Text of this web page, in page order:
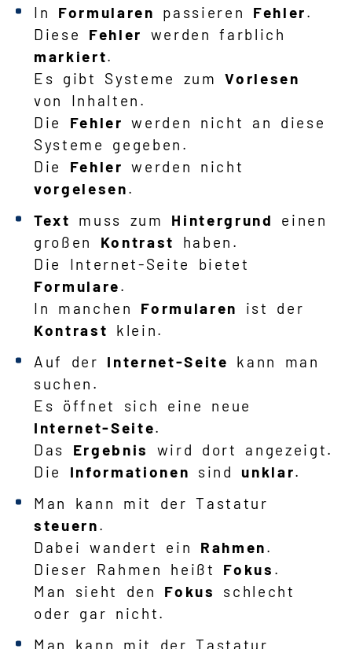
In Formularen passieren Fehler.
Diese Fehler
werden farblich
markiert.
Es gibt Systeme zumVorlesen
von Inhalten.
Die Fehler werden nicht an diese
Systeme gegeben.
Die Fehler werden nicht
vorgelesen.
Text
muss zum Hintergrund
einen
großen Kontrast
haben.
Die Internet-Seite bietet
Formulare.
In manchen Formularen
ist der
Kontrast
klein.
Auf der Internet-Seite
kann man
suchen.
Es öffnet sich eine neue
Internet-Seite.
Das Ergebnis
wird dort angezeigt.
Die Informationen sindunklar.
Man kann mit der Tastatur
steuern.
Dabei wandert ein Rahmen.
Dieser Rahmen heißt Fokus .
Man sieht den Fokus
schlecht
oder gar nicht.
Man kann mit der Tastatur